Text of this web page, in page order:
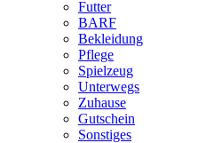
Futter
BARF
Bekleidung
Pflege
Spielzeug
Unterwegs
Zuhause
Gutschein
Sonstiges